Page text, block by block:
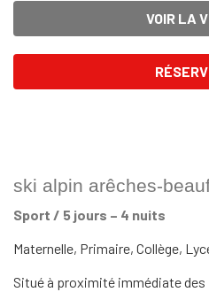
VOIR LA
ski alpin arêches-
Sport / 5 jours – 4 nuits
Maternelle, Primaire, Collège,
Situé à proximité immédiate